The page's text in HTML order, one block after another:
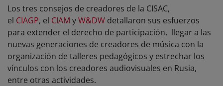
Los tres consejos de creadores de la CISAC,
el CIAGP, el CIAM yW&DW detallaron sus esfuerzos
para extender el derecho de participación, llegar a las
nuevas generaciones de creadores de música con la
organización de talleres pedagógicos y estrechar los
vínculos con los creadores audiovisuales en Rusia,
entre otras actividades.